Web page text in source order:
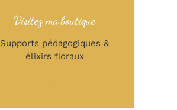
Visitez ma boutique
Supports pédagogiques &
élixirs floraux